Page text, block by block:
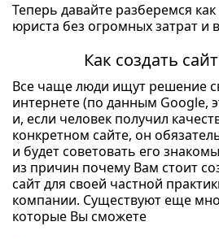
Теперь давайте разберемся
юриста без огромных затрат и
Как создать
Все чаще люди ищут решение
интернете (по данным Google,
и, если человек получил
конкретном сайте, он
и будет советовать его
из причин почему Вам стоит
сайт для своей частной
компании. Существуют еще
которые Вы сможете